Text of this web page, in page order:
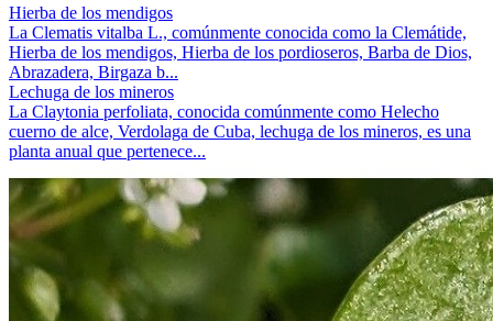
Hierba de los mendigos
La Clematis vitalba L., comúnmente conocida como la Clemátide,
Hierba de los mendigos, Hierba de los pordioseros, Barba de Dios,
Abrazadera, Birgaza b...
Lechuga de los mineros
La Claytonia perfoliata, conocida comúnmente como Helecho
cuerno de alce, Verdolaga de Cuba, lechuga de los mineros, es una
planta anual que pertenece...